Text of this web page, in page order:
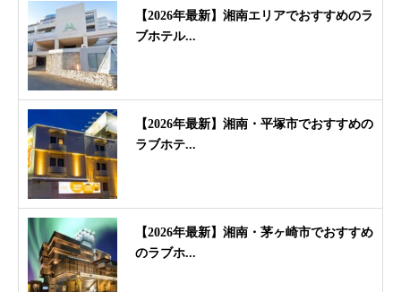
【2026年最新】湘南エリアでおすすめのラ
ブホテル...
【2026年最新】湘南・平塚市でおすすめの
ラブホテ...
【2026年最新】湘南・茅ヶ崎市でおすすめ
のラブホ...